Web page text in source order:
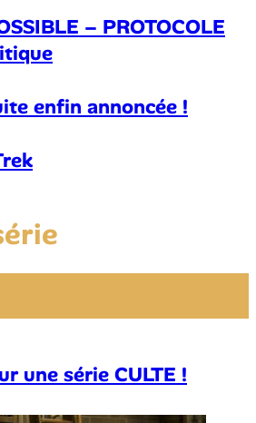
– PROTOCOLE
enfin annoncée !
une série CULTE !